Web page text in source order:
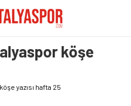
köşe
yazısı hafta 25